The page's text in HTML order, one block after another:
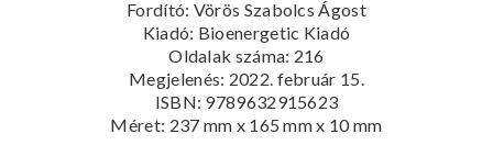
Fordító: Vörös Szabolcs Ágost
Kiadó: Bioenergetic Kiadó
Oldalak száma: 216
Megjelenés: 2022. február 15.
ISBN: 9789632915623
Méret: 237 mm x 165 mm x 10 mm